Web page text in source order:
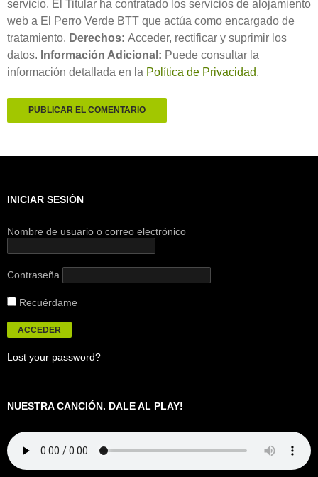
servicio. El Titular ha contratado los servicios de alojamiento
web a El Perro Verde BTT que actúa como encargado de
tratamiento. Derechos: Acceder, rectificar y suprimir los
datos. Información Adicional: Puede consultar la
información detallada en la Política de Privacidad.
INICIAR SESIÓN
Nombre de usuario o correo electrónico
Contraseña
Recuérdame
Lost your password?
NUESTRA CANCIÓN. DALE AL PLAY!